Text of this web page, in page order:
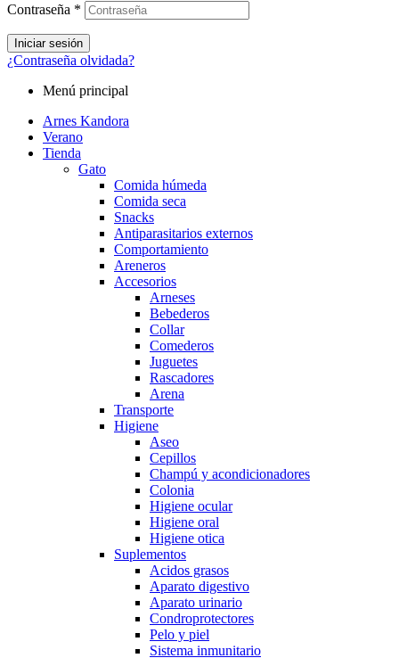
Contraseña *
Iniciar sesión
¿Contraseña olvidada?
Menú principal
Arnes Kandora
Verano
Tienda
Gato
Comida húmeda
Comida seca
Snacks
Antiparasitarios externos
Comportamiento
Areneros
Accesorios
Arneses
Bebederos
Collar
Comederos
Juguetes
Rascadores
Arena
Transporte
Higiene
Aseo
Cepillos
Champú y acondicionadores
Colonia
Higiene ocular
Higiene oral
Higiene otica
Suplementos
Acidos grasos
Aparato digestivo
Aparato urinario
Condroprotectores
Pelo y piel
Sistema inmunitario